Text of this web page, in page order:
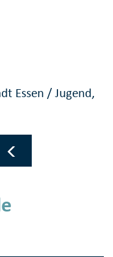
Essen /Jugend,